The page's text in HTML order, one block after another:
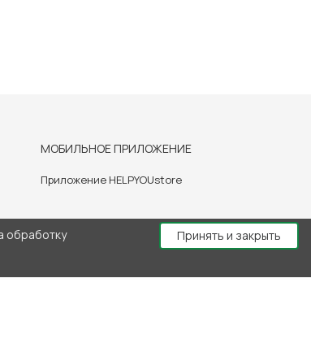
обработку
Принять и закрыть
МОБИЛЬНОЕ ПРИЛОЖЕНИЕ
Приложение HELPYOUstore